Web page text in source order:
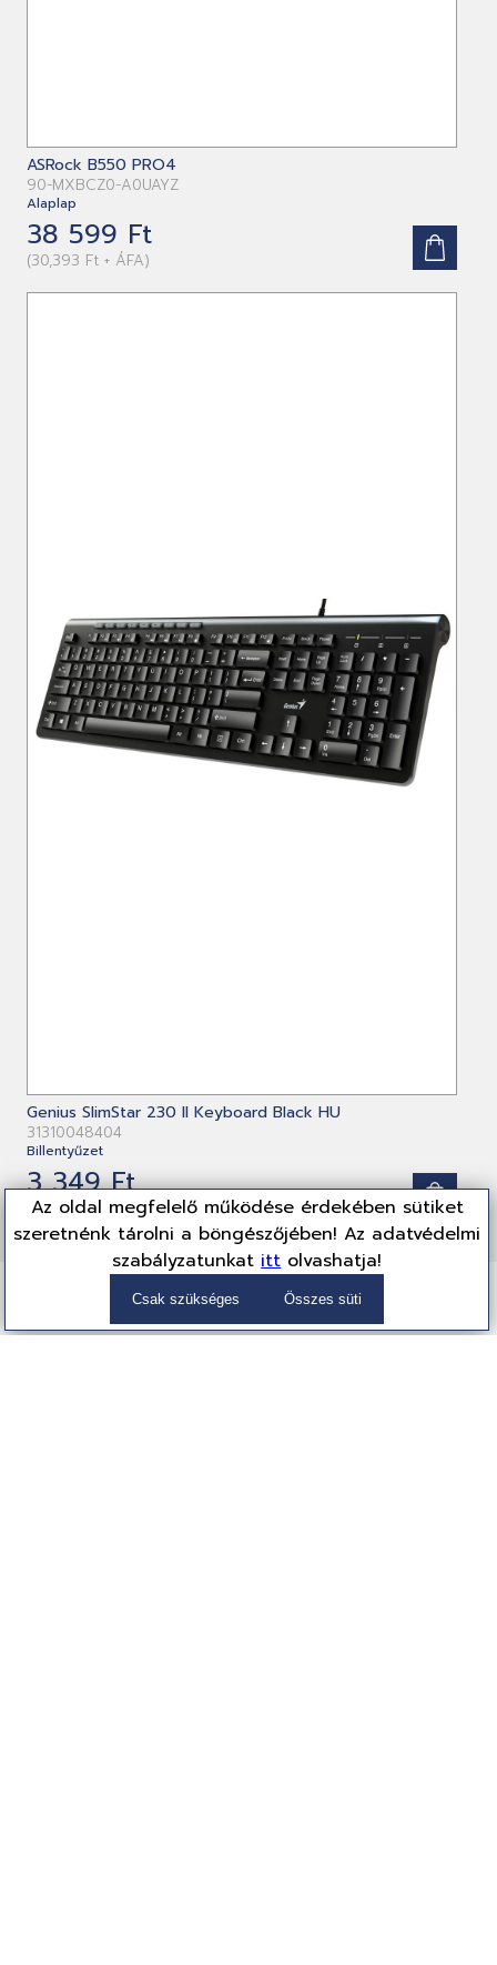
Az oldal megfelelő működése érdekében sütiket
szeretnénk tárolni a böngészőjében! Az adatvédelmi
szabályzatunkatittolvashatja!
Csak szükséges Összes süti
ASRock B550 PRO4
90-MXBCZ0-A0UAYZ
Alaplap
38 599 Ft
(30,393 Ft + ÁFA)
Genius SlimStar 230 II Keyboard Black HU
31310048404
Billentyűzet
3 349 Ft
(2,637 Ft + ÁFA)
Partnereink